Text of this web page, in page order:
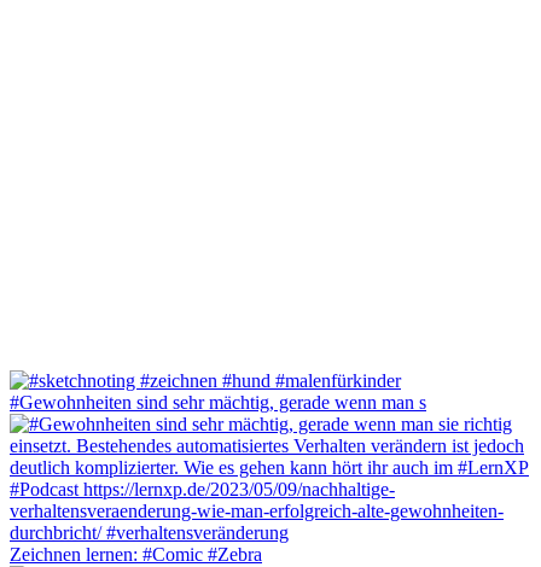
#Gewohnheiten sind sehr mächtig, gerade wenn man s
Zeichnen lernen: #Comic #Zebra